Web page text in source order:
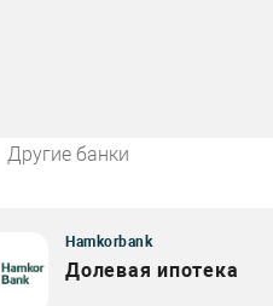
Другие банки
Hamkorbank
Долевая ипотека